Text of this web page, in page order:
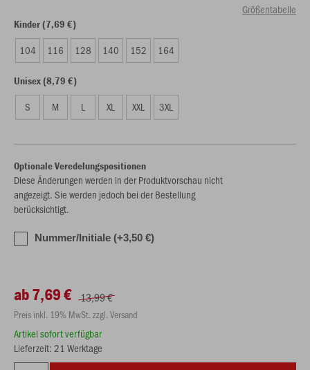
Größentabelle
Kinder (7,69 €)
104 116 128 140 152 164
Unisex (8,79 €)
S M L XL XXL 3XL
Optionale Veredelungspositionen
Diese Änderungen werden in der Produktvorschau nicht
angezeigt. Sie werden jedoch bei der Bestellung
berücksichtigt.
Nummer/Initiale (+3,50 €)
ab 7,69 € 13,99 €
Preis inkl. 19% MwSt. zzgl. Versand
Artikel sofort verfügbar
Lieferzeit: 21 Werktage